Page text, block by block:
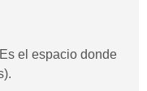
el espacio donde